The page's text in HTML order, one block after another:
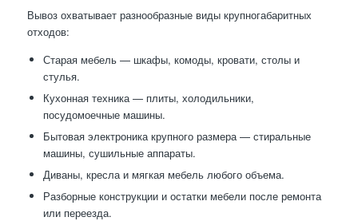
Вывоз охватывает разнообразные виды крупногабаритных
отходов:
Старая мебель — шкафы, комоды, кровати, столы и
стулья.
Кухонная техника — плиты, холодильники,
посудомоечные машины.
Бытовая электроника крупного размера — стиральные
машины, сушильные аппараты.
Диваны, кресла и мягкая мебель любого объема.
Разборные конструкции и остатки мебели после ремонта
или переезда.